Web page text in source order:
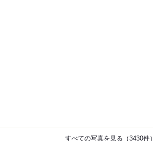
すべての写真を見る（3430件）